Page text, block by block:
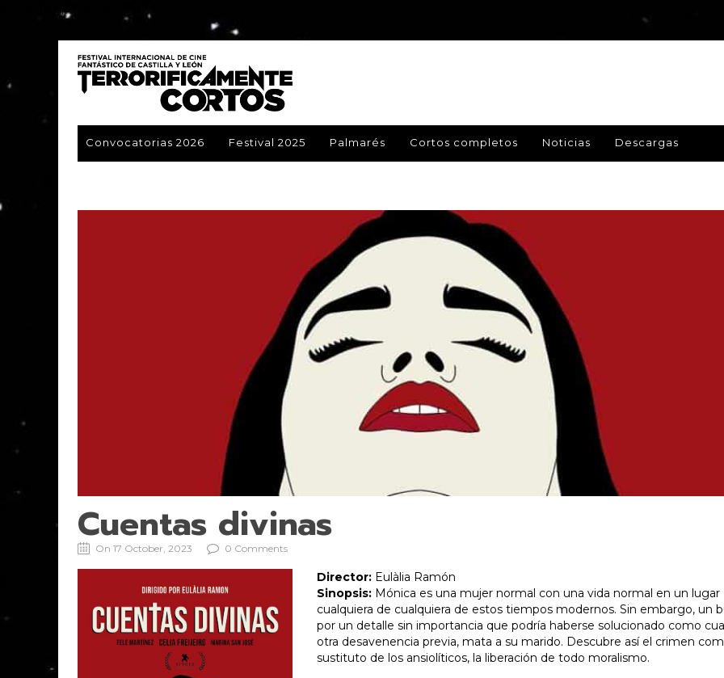
Convocatorias 2026 Festival 2025 Palmarés Cortos completos Noticias Descargas
Cuentas divinas
On 17 October, 2023 0 Comments
Director: Eulàlia Ramón
Sinopsis: Mónica es una mujer normal con una vida normal en un lugar
cualquiera de cualquiera de estos tiempos modernos. Sin embargo, un
por un detalle sin importancia que podría haberse solucionado como
otra desavenencia previa, mata a su marido. Descubre así el crimen
sustituto de los ansiolíticos, la liberación de todo moralismo.